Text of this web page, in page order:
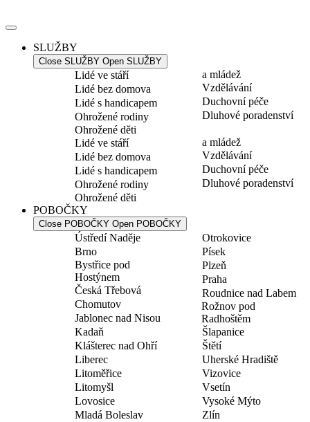
k
SLUŽBY
Close SLUŽBY Open SLUŽBY
Lidé ve stáří
Lidé bez domova
Lidé s handicapem
Ohrožené rodiny
Ohrožené děti
a mládež
Vzdělávání
Duchovní péče
Dluhové poradenství
Lidé ve stáří
Lidé bez domova
Lidé s handicapem
Ohrožené rodiny
Ohrožené děti
a mládež
Vzdělávání
Duchovní péče
Dluhové poradenství
POBOČKY
Close POBOČKY Open POBOČKY
Ústředí Naděje
Brno
Bystřice pod
Hostýnem
Česká Třebová
Chomutov
Jablonec nad Nisou
Kadaň
Klášterec nad Ohří
Liberec
Litoměřice
Litomyšl
Lovosice
Mladá Boleslav
Otrokovice
Písek
Plzeň
Praha
Roudnice nad Labem
Rožnov pod
Radhoštěm
Šlapanice
Štětí
Uherské Hradiště
Vizovice
Vsetín
Vysoké Mýto
Zlín